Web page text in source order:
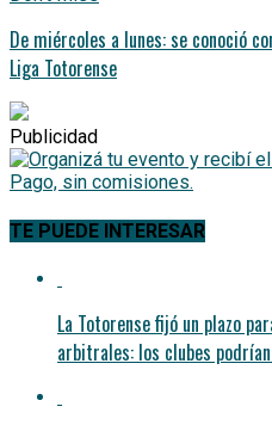
De miércoles a lunes: se conoció
Liga Totorense
Publicidad
TE PUEDE INTERESAR
La Totorense fijó un plazo
arbitrales: los clubes